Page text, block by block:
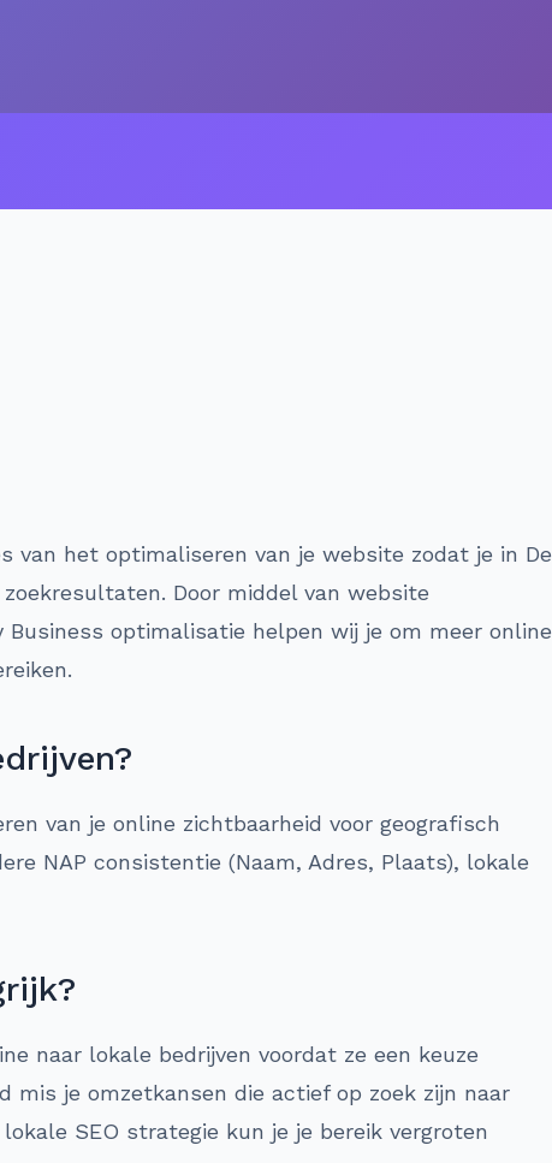
van het optimaliseren van je website zodat je in De
Door middel van website
optimalisatie helpen wij je om meer online
van je online zichtbaarheid voor geografisch
NAP consistentie (Naam, Adres, Plaats), lokale
naar lokale bedrijven voordat ze een keuze
mis je omzetkansen die actief op zoek zijn naar
SEO strategie kun je je bereik vergroten